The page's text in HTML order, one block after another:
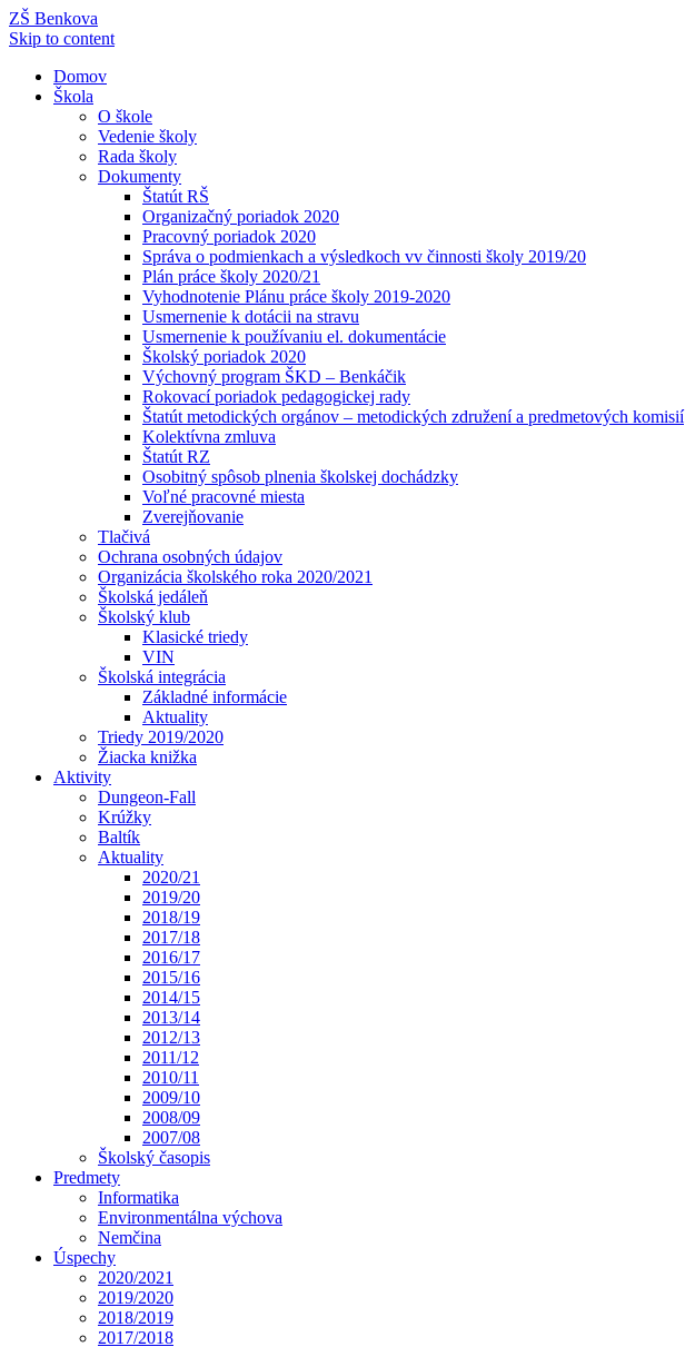
ZŠ Benkova
Skip to content
Domov
Škola
O škole
Vedenie školy
Rada školy
Dokumenty
Štatút RŠ
Organizačný poriadok 2020
Pracovný poriadok 2020
Správa o podmienkach a výsledkoch vv činnosti školy 2019/20
Plán práce školy 2020/21
Vyhodnotenie Plánu práce školy 2019-2020
Usmernenie k dotácii na stravu
Usmernenie k používaniu el. dokumentácie
Školský poriadok 2020
Výchovný program ŠKD – Benkáčik
Rokovací poriadok pedagogickej rady
Štatút metodických orgánov – metodických združení a predmetových komisií
Kolektívna zmluva
Štatút RZ
Osobitný spôsob plnenia školskej dochádzky
Voľné pracovné miesta
Zverejňovanie
Tlačivá
Ochrana osobných údajov
Organizácia školského roka 2020/2021
Školská jedáleň
Školský klub
Klasické triedy
VIN
Školská integrácia
Základné informácie
Aktuality
Triedy 2019/2020
Žiacka knižka
Aktivity
Dungeon-Fall
Krúžky
Baltík
Aktuality
2020/21
2019/20
2018/19
2017/18
2016/17
2015/16
2014/15
2013/14
2012/13
2011/12
2010/11
2009/10
2008/09
2007/08
Školský časopis
Predmety
Informatika
Environmentálna výchova
Nemčina
Úspechy
2020/2021
2019/2020
2018/2019
2017/2018